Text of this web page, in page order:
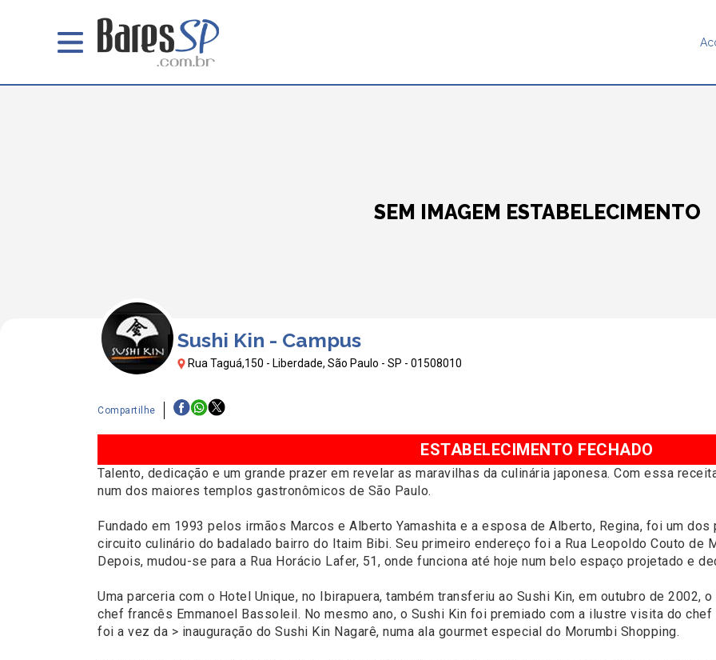
SEM IMAGEM ESTABELECIMENTO
Sushi Kin - Campus
Rua Taguá,150 - Liberdade, São Paulo - SP - 01508010
Compartilhe
ESTABELECIMENTO FECHADO
Talento, dedicação e um grande prazer em revelar as maravilhas da culinária japonesa. Com essa
num dos maiores templos gastronômicos de São Paulo.
Fundado em 1993 pelos irmãos Marcos e Alberto Yamashita e a esposa de Alberto, Regina, foi um
circuito culinário do badalado bairro do Itaim Bibi. Seu primeiro endereço foi a Rua Leopoldo Couto de
Depois, mudou-se para a Rua Horácio Lafer, 51, onde funciona até hoje num belo espaço projetado e
Uma parceria com o Hotel Unique, no Ibirapuera, também transferiu ao Sushi Kin, em outubro de 2002,
chef francês Emmanoel Bassoleil. No mesmo ano, o Sushi Kin foi premiado com a ilustre visita do
foi a vez da > inauguração do Sushi Kin Nagarê, numa ala gourmet especial do Morumbi Shopping.